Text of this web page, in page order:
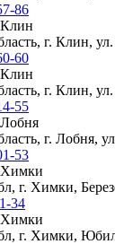
86
г. Клин,
60
г. Клин,
55
г. Лобня,
53
г. Химки,
34
г. Химки,